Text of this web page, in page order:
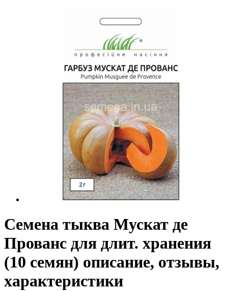
Семена тыква Мускат де
Прованс для длит. хранения
(10 семян) описание, отзывы,
характеристики